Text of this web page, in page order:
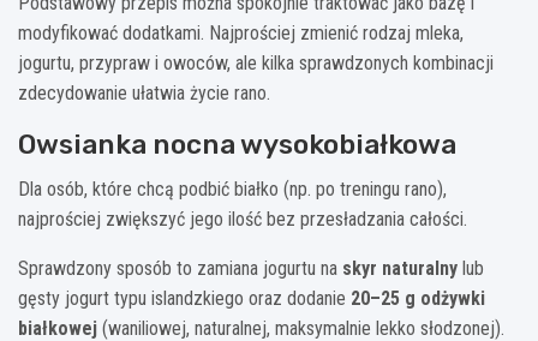
modyfikować dodatkami. Najprościej zmienić rodzaj mleka,
jogurtu, przypraw i owoców, ale kilka sprawdzonych kombinacji
zdecydowanie ułatwia życie rano.
Owsianka nocna wysokobiałkowa
Dla osób, które chcą podbić białko (np. po treningu rano),
najprościej zwiększyć jego ilość bez przesładzania całości.
Sprawdzony sposób to zamiana jogurtu na skyr naturalny lub
gęsty jogurt typu islandzkiego oraz dodanie 20–25 g odżywki
białkowej (waniliowej, naturalnej, maksymalnie lekko słodzonej).